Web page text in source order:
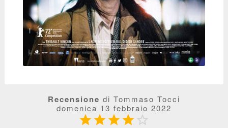
Recensione di Tommaso Tocci
domenica 13 febbraio 2022
 